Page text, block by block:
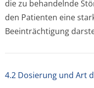
die zu behandelnde
den Patienten eine
Beeinträchtigung
4.2 Dosierung und Art